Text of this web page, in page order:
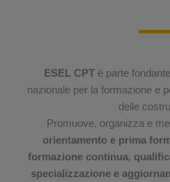
ESEL CPTè parte
nazionale per la formazione e
delle
Promuove, organizza e
orientamento e prima
formazione continua,
specializzazione e